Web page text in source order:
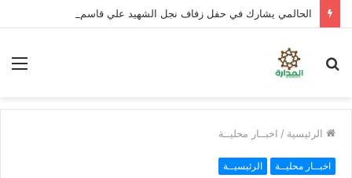
الرئيسية / اخبــار محليــة
اخبــار محليــة الرئيسيــة